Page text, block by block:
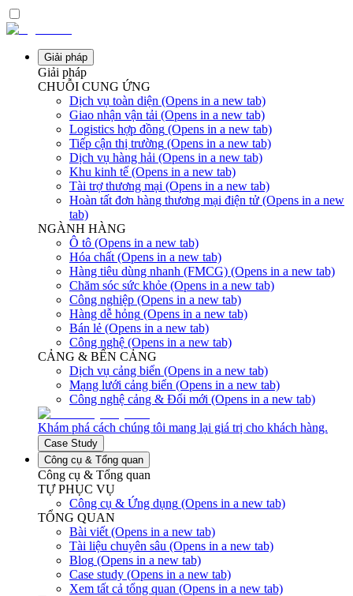
Giải pháp
Giải pháp
CHUỖI CUNG ỨNG
Dịch vụ toàn diện (Opens in a new tab)
Giao nhận vận tải (Opens in a new tab)
Logistics hợp đồng (Opens in a new tab)
Tiếp cận thị trường (Opens in a new tab)
Dịch vụ hàng hải (Opens in a new tab)
Khu kinh tế (Opens in a new tab)
Tài trợ thương mại (Opens in a new tab)
Hoàn tất đơn hàng thương mại điện tử (Opens in a new
tab)
NGÀNH HÀNG
Ô tô (Opens in a new tab)
Hóa chất (Opens in a new tab)
Hàng tiêu dùng nhanh (FMCG) (Opens in a new tab)
Chăm sóc sức khỏe (Opens in a new tab)
Công nghiệp (Opens in a new tab)
Hàng dễ hỏng (Opens in a new tab)
Bán lẻ (Opens in a new tab)
Công nghệ (Opens in a new tab)
CẢNG & BẾN CẢNG
Dịch vụ cảng biển (Opens in a new tab)
Mạng lưới cảng biển (Opens in a new tab)
Công nghệ cảng & Đổi mới (Opens in a new tab)
Khám phá cách chúng tôi mang lại giá trị cho khách hàng.
Case Study
Công cụ & Tổng quan
Công cụ & Tổng quan
TỰ PHỤC VỤ
Công cụ & Ứng dụng (Opens in a new tab)
TỔNG QUAN
Bài viết (Opens in a new tab)
Tài liệu chuyên sâu (Opens in a new tab)
Blog (Opens in a new tab)
Case study (Opens in a new tab)
Xem tất cả tổng quan (Opens in a new tab)